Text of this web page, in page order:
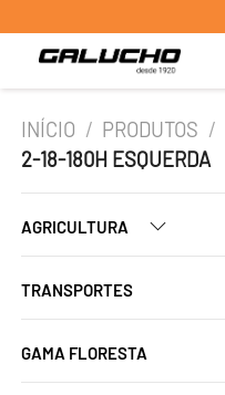
INÍCIO / PRODUTOS /
2-18-180H ESQUERDA
AGRICULTURA
TRANSPORTES
GAMA FLORESTA